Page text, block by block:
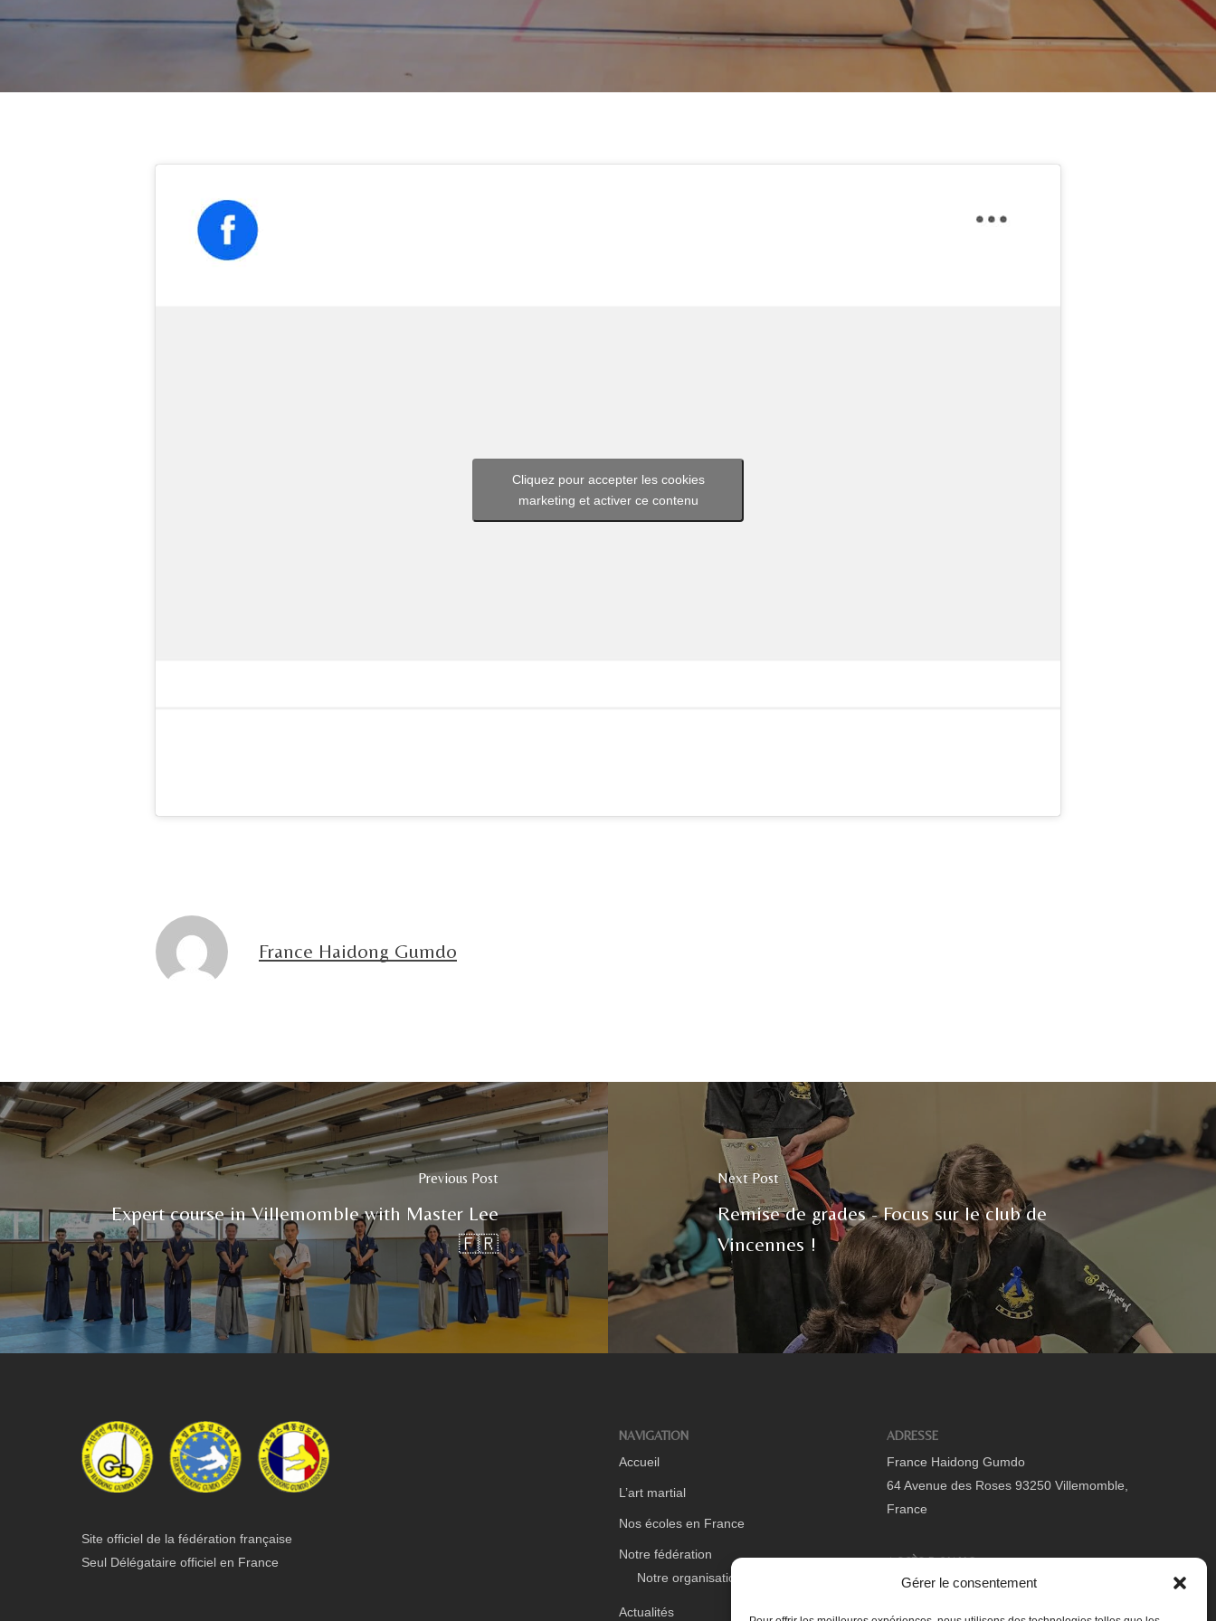
Gérer le consentement
Cliquez pour accepter les cookies
marketing et activer ce contenu
France Haidong Gumdo
Previous Post
Expert course in Villemomble with Master Lee
🇫🇷
Next Post
Remise de grades - Focus sur le club de
Vincennes !
Site officiel de la fédération française
Seul Délégataire officiel en France
NAVIGATION
Accueil
L’art martial
Nos écoles en France
Notre fédération
Notre organisation
Actualités
ADRESSE
France Haidong Gumdo
64 Avenue des Roses 93250 Villemomble,
France
ACCÈS DOJANG
Se connecter